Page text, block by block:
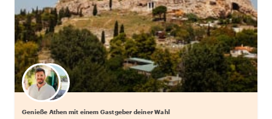
Wähle deinen Lieblingsgastgeber
Genieße Athen mit einem Gastgeber deiner Wahl